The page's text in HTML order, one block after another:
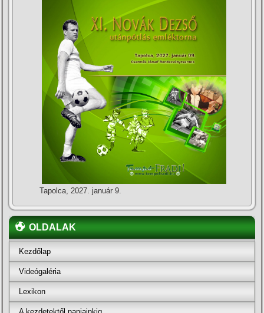
Tapolca, 2027. január 9.
OLDALAK
Kezdőlap
Videógaléria
Lexikon